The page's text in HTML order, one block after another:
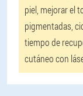
piel, mejorar el
pigmentadas,
tiempo de
cutáneo con